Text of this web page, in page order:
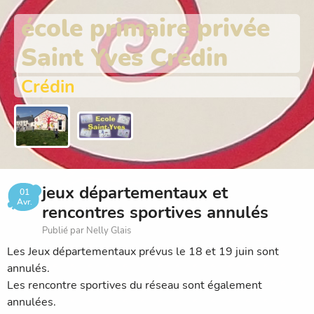
école primaire privée
Saint Yves Crédin
Crédin
01
Avr.
jeux départementaux et
rencontres sportives annulés
Publié par Nelly Glais
Les Jeux départementaux prévus le 18 et 19 juin sont
annulés.
Les rencontre sportives du réseau sont également
annulées.